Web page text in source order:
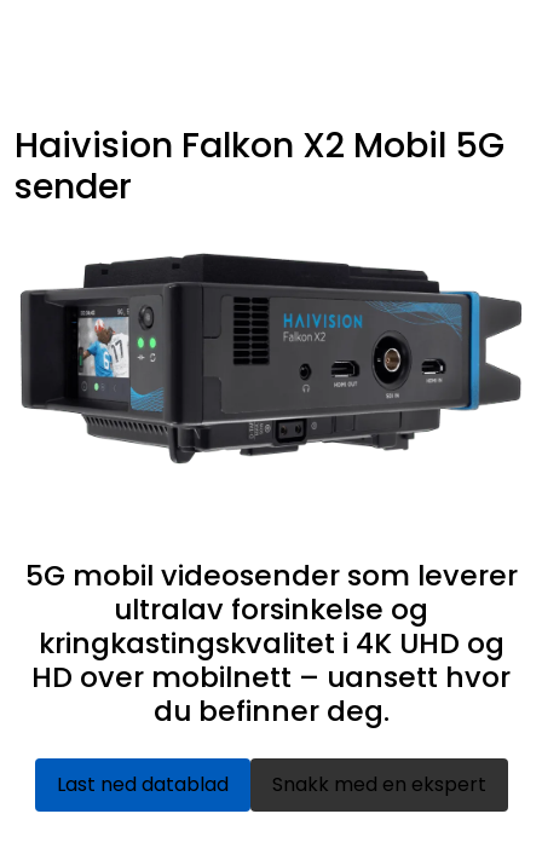
Haivision Falkon X2 Mobil 5G
sender
5G mobil videosender som leverer
ultralav forsinkelse og
kringkastingskvalitet i 4K UHD og
HD over mobilnett – uansett hvor
du befinner deg.
Last ned datablad Snakk med en ekspert
LYD
TILBEHØR
VAREMERKER
AKTUELT
SAMTALEROM